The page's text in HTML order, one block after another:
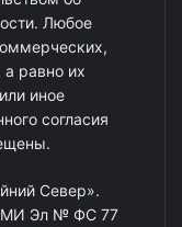
Любое
равно их
иное
согласия
Север».
Эл № ФС 77